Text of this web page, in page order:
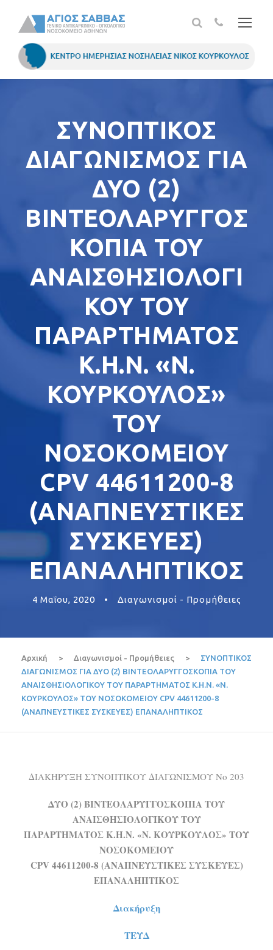
ΣΥΝΟΠΤΙΚΟΣ
ΔΙΑΓΩΝΙΣΜΟΣ ΓΙΑ
ΔΥΟ (2)
ΒΙΝΤΕΟΛΑΡΥΓΓΟΣ
ΚΟΠΙΑ ΤΟΥ
ΑΝΑΙΣΘΗΣΙΟΛΟΓΙ
ΚΟΥ ΤΟΥ
ΠΑΡΑΡΤΗΜΑΤΟΣ
Κ.Η.Ν. «Ν.
ΚΟΥΡΚΟΥΛΟΣ»
ΤΟΥ
ΝΟΣΟΚΟΜΕΙΟΥ
CPV 44611200-8
(ANAΠΝΕΥΣΤΙΚΕΣ
ΣΥΣΚΕΥΕΣ)
ΕΠΑΝΑΛΗΠΤΙΚΟΣ
4 Μαΐου, 2020 • Διαγωνισμοί - Προμήθειες
Αρχική > Διαγωνισμοί - Προμήθειες >
ΣΥΝΟΠΤΙΚΟΣ
ΔΙΑΓΩΝΙΣΜΟΣ ΓΙΑ ΔΥΟ (2) ΒΙΝΤΕΟΛΑΡΥΓΓΟΣΚΟΠΙΑ ΤΟΥ
ΑΝΑΙΣΘΗΣΙΟΛΟΓΙΚΟΥ ΤΟΥ ΠΑΡΑΡΤΗΜΑΤΟΣ Κ.Η.Ν. «Ν.
ΚΟΥΡΚΟΥΛΟΣ» ΤΟΥ ΝΟΣΟΚΟΜΕΙΟΥ CPV 44611200-8
(ANAΠΝΕΥΣΤΙΚΕΣ ΣΥΣΚΕΥΕΣ) ΕΠΑΝΑΛΗΠΤΙΚΟΣ
ΔΙΑΚΗΡΥΞΗ ΣΥΝΟΠΤΙΚΟΥ ΔΙΑΓΩΝΙΣΜΟΥ Νο 203
ΔΥΟ (2) ΒΙΝΤΕΟΛΑΡΥΓΓΟΣΚΟΠΙΑ ΤΟΥ
ΑΝΑΙΣΘΗΣΙΟΛΟΓΙΚΟΥ ΤΟΥ
ΠΑΡΑΡΤΗΜΑΤΟΣ Κ.Η.Ν. «Ν. ΚΟΥΡΚΟΥΛΟΣ» ΤΟΥ
ΝΟΣΟΚΟΜΕΙΟΥ
CPV 44611200-8 (ANAΠΝΕΥΣΤΙΚΕΣ ΣΥΣΚΕΥΕΣ)
ΕΠΑΝΑΛΗΠΤΙΚΟΣ
Διακήρυξη
ΤΕΥΔ